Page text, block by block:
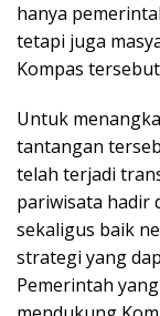
hanya
tetapi juga
Kompas
Untuk
tantangan
telah terjadi
pariwisata hadir
sekaligus baik
strategi yang
Pemerintah